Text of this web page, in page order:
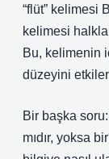
“flüt” kelimesi
kelimesi
Bu, kelimenin
düzeyini
Bir başka
mıdır, yoksa